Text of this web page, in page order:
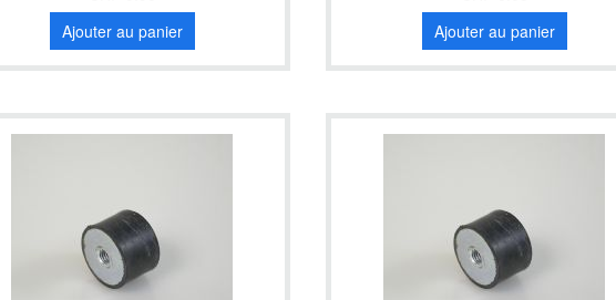
Ajouter au panier
Ajouter au panier